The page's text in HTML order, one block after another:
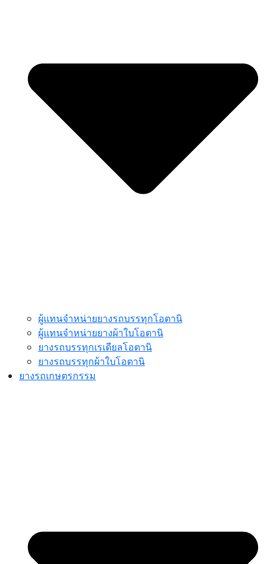
ผู้แทนจำหน่ายยางรถบรรทุกโอตานิ
ผู้แทนจำหน่ายยางผ้าใบโอตานิ
ยางรถบรรทุกเรเดียลโอตานิ
ยางรถบรรทุกผ้าใบโอตานิ
ยางรถเกษตรกรรม